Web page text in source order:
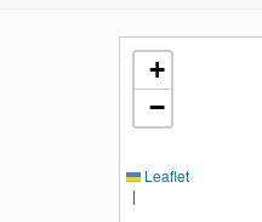
+
−
Leaflet
|